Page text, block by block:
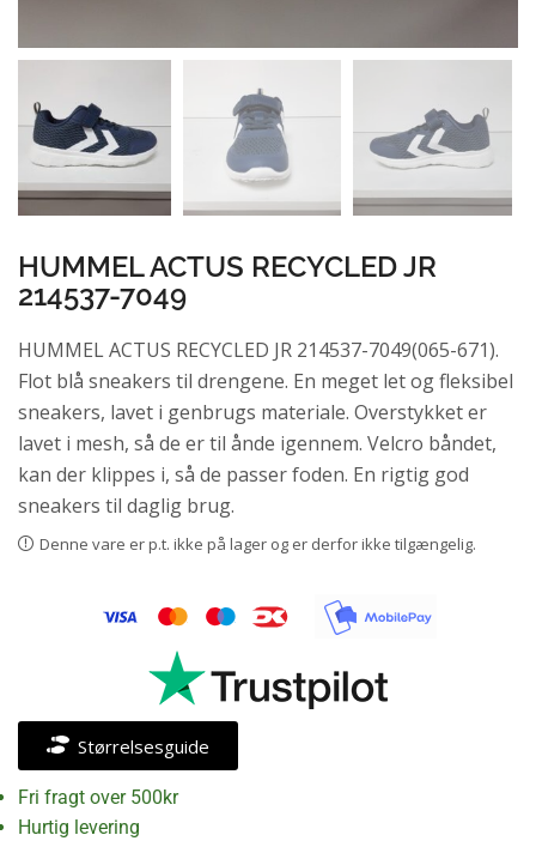
HUMMEL ACTUS RECYCLED JR
214537-7049
HUMMEL ACTUS RECYCLED JR 214537-7049(065-671).
Flot blå sneakers til drengene. En meget let og fleksibel
sneakers, lavet i genbrugs materiale. Overstykket er
lavet i mesh, så de er til ånde igennem. Velcro båndet,
kan der klippes i, så de passer foden. En rigtig god
sneakers til daglig brug.
Denne vare er p.t. ikke på lager og er derfor ikke tilgængelig.
Størrelsesguide
Fri fragt over 500kr
Hurtig levering